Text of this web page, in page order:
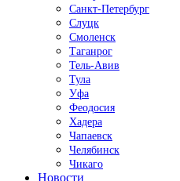
Санкт-Петербург
Слуцк
Смоленск
Таганрог
Тель-Авив
Тула
Уфа
Феодосия
Хадера
Чапаевск
Челябинск
Чикаго
Новости